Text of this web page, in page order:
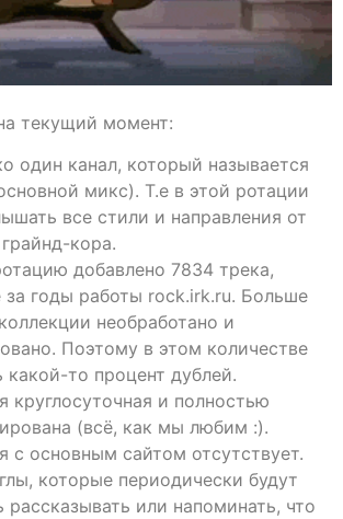
текущий момент:
один канал, который называется
микс). Т.е в этой ротации
все стили и направления от
кора.
добавлено 7834 трека,
за годы работы rock.irk.ru. Больше
необработано и
Поэтому в этом количестве
какой-то процент дублей.
круглосуточная и полностью
(всё, как мы любим :).
с основным сайтом отсутствует.
которые периодически будут
рассказывать или напоминать, что